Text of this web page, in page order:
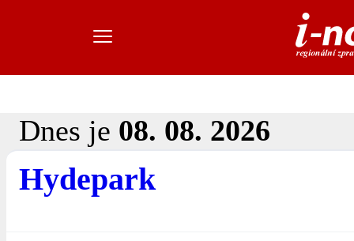
Dnes je 08. 08. 2026
Hydepark